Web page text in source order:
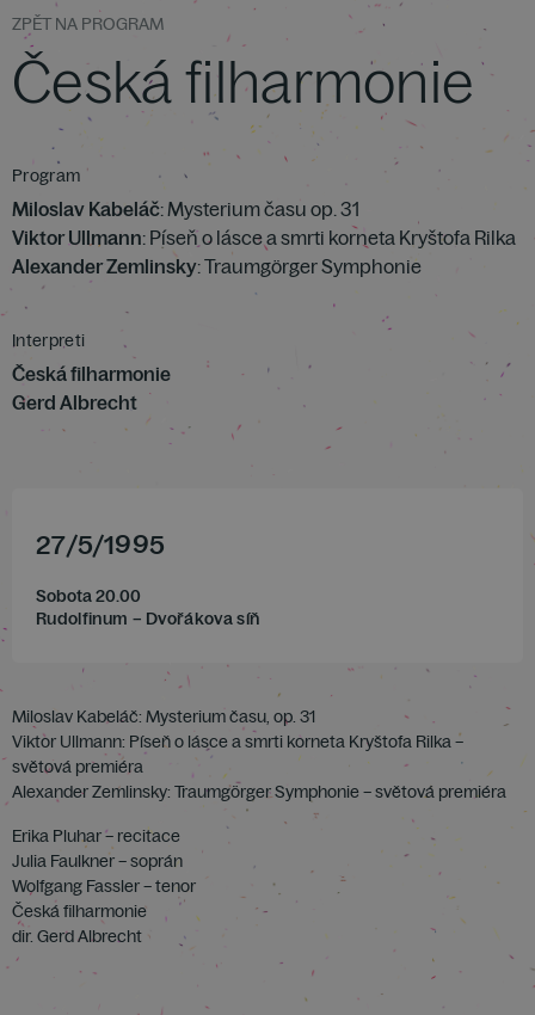
ZPĚT NA PROGRAM
Česká filharmonie
Program
Miloslav Kabeláč: Mysterium času op. 31
Viktor Ullmann: Píseň o lásce a smrti korneta Kryštofa Rilka
Alexander Zemlinsky: Traumgörger Symphonie
Interpreti
Česká filharmonie
Gerd Albrecht
27/5/1995
Sobota 20.00
Rudolfinum – Dvořákova síň
Miloslav Kabeláč: Mysterium času, op. 31
Viktor Ullmann: Píseň o lásce a smrti korneta Kryštofa Rilka –
světová premiéra
Alexander Zemlinsky: Traumgörger Symphonie – světová premiéra
Erika Pluhar – recitace
Julia Faulkner – soprán
Wolfgang Fassler – tenor
Česká filharmonie
dir. Gerd Albrecht